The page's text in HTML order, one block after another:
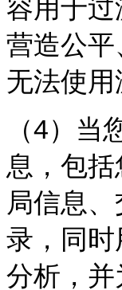
容用于
营造公
无法使用
（4）
息，包
局信息
录，同
分析，